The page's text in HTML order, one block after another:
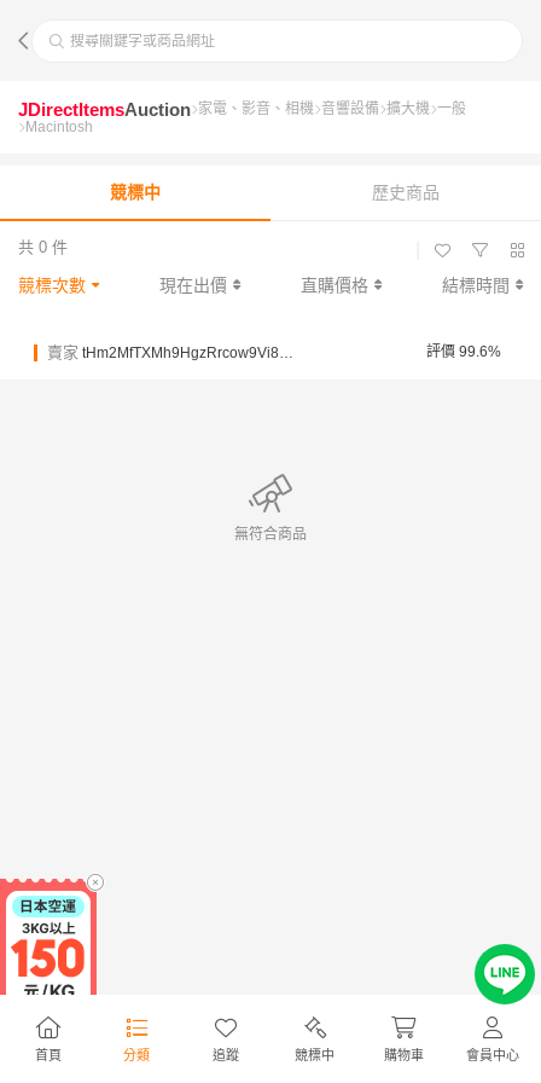
搜尋關鍵字或商品網址
首頁 分類 追蹤 競標中 購物車 會員中心
JDirectItemsAuction 家電、影音、相機 音響設備 擴大機 一般
Macintosh
競標中 歷史商品
共 0 件
競標次數 現在出價 直購價格 結標時間
賣家 tHm2MfTXMh9HgzRrcow9Vi8nGcDA 評價 99.6%
無符合商品